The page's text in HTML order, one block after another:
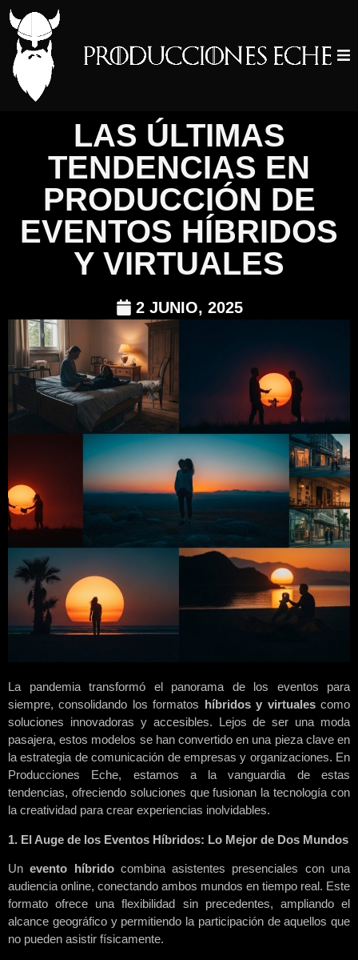
LAS ÚLTIMAS
TENDENCIAS EN
PRODUCCIÓN DE
EVENTOS HÍBRIDOS
Y VIRTUALES
2 JUNIO, 2025
La pandemia transformó el panorama de los eventos para
siempre, consolidando los formatos híbridos y virtualescomo
soluciones innovadoras y accesibles. Lejos de ser una moda
pasajera, estos modelos se han convertido en una pieza clave en
la estrategia de comunicación de empresas y organizaciones. En
Producciones Eche, estamos a la vanguardia de estas
tendencias, ofreciendo soluciones que fusionan la tecnología con
la creatividad para crear experiencias inolvidables.
1. El Auge de los Eventos Híbridos: Lo Mejor de Dos Mundos
Unevento híbridocombina asistentes presenciales con una
audiencia online, conectando ambos mundos en tiempo real. Este
formato ofrece una flexibilidad sin precedentes, ampliando el
alcance geográfico y permitiendo la participación de aquellos que
no pueden asistir físicamente.